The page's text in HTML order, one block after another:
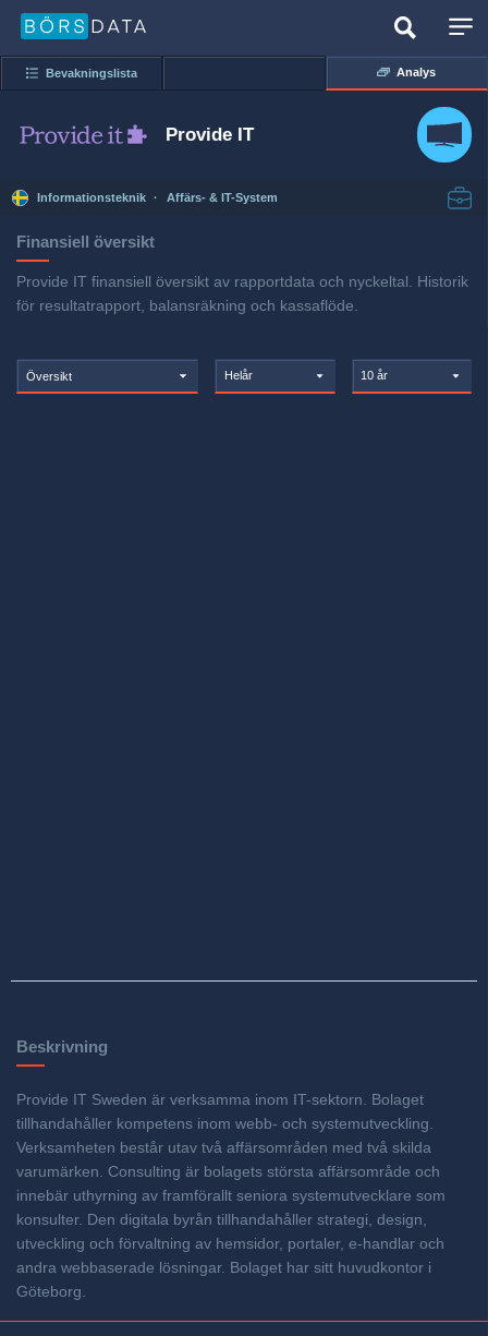
Bevakningslista Analys
Provide IT
Informationsteknik · Affärs- & IT-System
Finansiell översikt
Provide IT finansiell översikt av rapportdata och nyckeltal. Historik
för resultatrapport, balansräkning och kassaflöde.
Översikt Helår 10 år
Beskrivning
Provide IT Sweden är verksamma inom IT-sektorn. Bolaget
tillhandahåller kompetens inom webb- och systemutveckling.
Verksamheten består utav två affärsområden med två skilda
varumärken. Consulting är bolagets största affärsområde och
innebär uthyrning av framförallt seniora systemutvecklare som
konsulter. Den digitala byrån tillhandahåller strategi, design,
utveckling och förvaltning av hemsidor, portaler, e-handlar och
andra webbaserade lösningar. Bolaget har sitt huvudkontor i
Göteborg.